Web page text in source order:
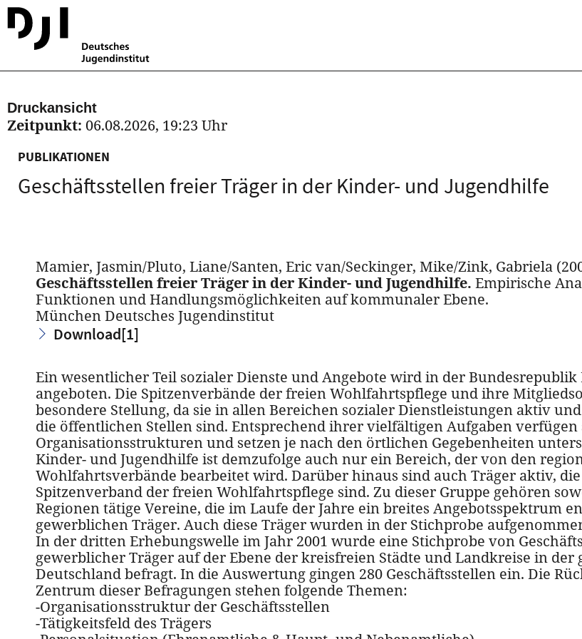
Druckansicht
Zeitpunkt: 06.08.2026, 19:23 Uhr
PUBLIKATIONEN
Geschäftsstellen freier Träger in der Kinder- und Jugendhilfe
Mamier, Jasmin/Pluto, Liane/Santen, Eric van/Seckinger, Mike/Zink, Gabriela
Geschäftsstellen freier Träger in der Kinder- und Jugendhilfe. Empirische
Funktionen und Handlungsmöglichkeiten auf kommunaler Ebene.
München Deutsches Jugendinstitut
Download[1]
Ein wesentlicher Teil sozialer Dienste und Angebote wird in der
angeboten. Die Spitzenverbände der freien Wohlfahrtspflege und ihre
besondere Stellung, da sie in allen Bereichen sozialer Dienstleistungen aktiv
die öffentlichen Stellen sind. Entsprechend ihrer vielfältigen Aufgaben
Organisationsstrukturen und setzen je nach den örtlichen Gegebenheiten
Kinder- und Jugendhilfe ist demzufolge auch nur ein Bereich, der von den
Wohlfahrtsverbände bearbeitet wird. Darüber hinaus sind auch Träger aktiv,
Spitzenverband der freien Wohlfahrtspflege sind. Zu dieser Gruppe gehören
Regionen tätige Vereine, die im Laufe der Jahre ein breites Angebotsspektrum
gewerblichen Träger. Auch diese Träger wurden in der Stichprobe
In der dritten Erhebungswelle im Jahr 2001 wurde eine Stichprobe von
gewerblicher Träger auf der Ebene der kreisfreien Städte und Landkreise in der
Deutschland befragt. In die Auswertung gingen 280 Geschäftsstellen ein. Die
Zentrum dieser Befragungen stehen folgende Themen:
-Organisationsstruktur der Geschäftsstellen
-Tätigkeitsfeld des Trägers